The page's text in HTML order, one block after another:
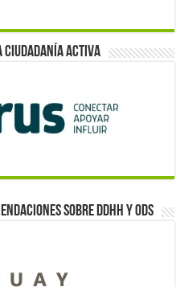
activa
sobre DDHH y ODS